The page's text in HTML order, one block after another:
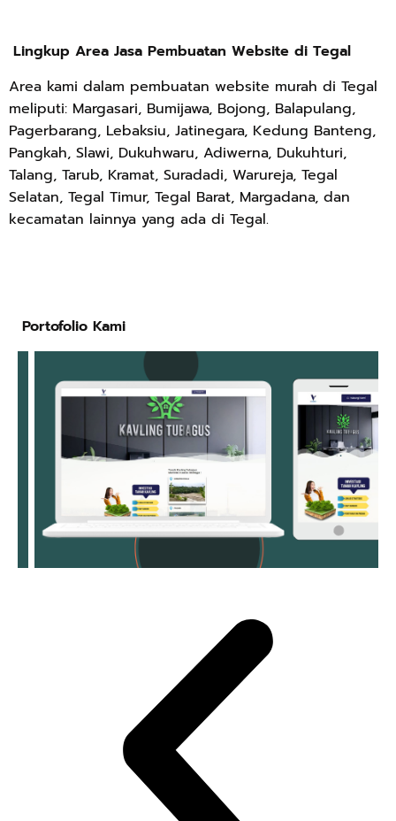
Lingkup Area Jasa Pembuatan Website di Tegal
Area kami dalam pembuatan website murah di Tegal
meliputi: Margasari, Bumijawa, Bojong, Balapulang,
Pagerbarang, Lebaksiu, Jatinegara, Kedung Banteng,
Pangkah, Slawi, Dukuhwaru, Adiwerna, Dukuhturi,
Talang, Tarub, Kramat, Suradadi, Warureja, Tegal
Selatan, Tegal Timur, Tegal Barat, Margadana, dan
kecamatan lainnya yang ada di Tegal.
Portofolio Kami